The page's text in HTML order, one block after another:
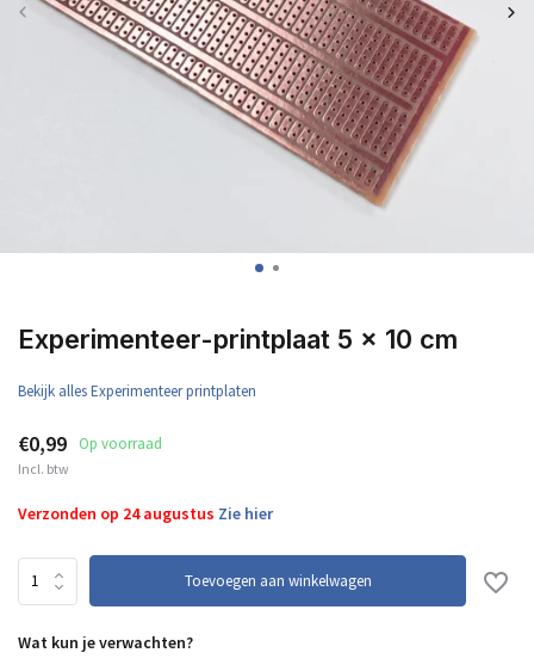
Experimenteer-printplaat 5 x 10 cm
Bekijk alles Experimenteer printplaten
€0,99 Op voorraad
Incl. btw
Verzonden op 24 augustus Zie hier
Toevoegen aan winkelwagen
Wat kun je verwachten?